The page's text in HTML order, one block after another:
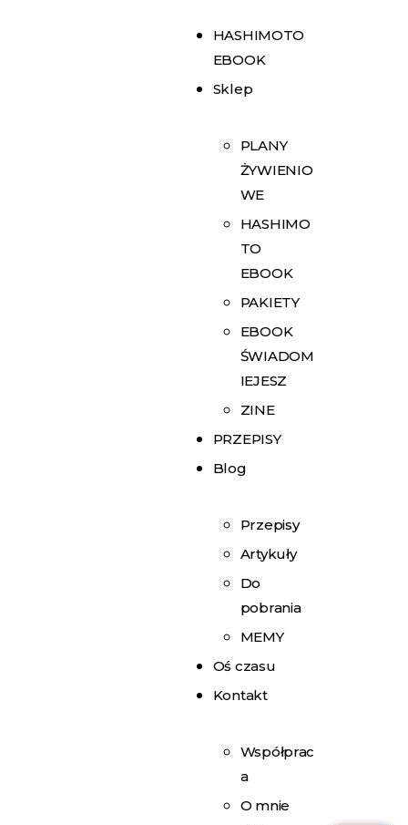
HASHIMOTO
EBOOK
Sklep
PLANY
ŻYWIENIO
WE
HASHIMO
TO
EBOOK
PAKIETY
EBOOK
ŚWIADOM
IEJESZ
ZINE
PRZEPISY
Blog
Przepisy
Artykuły
Do
pobrania
MEMY
Oś czasu
Kontakt
Współprac
a
O mnie